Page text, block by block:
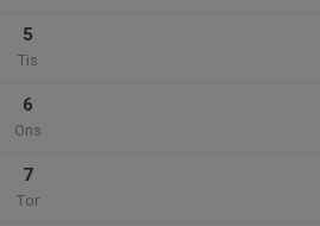
5
Tis
6
Ons
7
Tor